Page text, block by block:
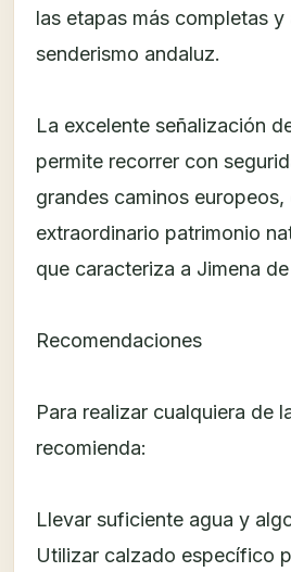
las etapas más completas
senderismo andaluz.
La excelente señalización
permite recorrer con
grandes caminos
extraordinario patrimonio
que caracteriza a Jimena
Recomendaciones
Para realizar cualquiera de
recomienda:
Llevar suficiente agua y
Utilizar calzado específico